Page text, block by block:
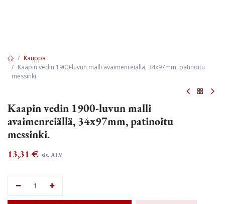
Kauppa
Kaapin vedin 1900-luvun malli avaimenreiällä, 34x97mm, patinoitu
messinki.
Kaapin vedin 1900-luvun malli
avaimenreiällä, 34x97mm, patinoitu
messinki.
13,31 € sis. ALV